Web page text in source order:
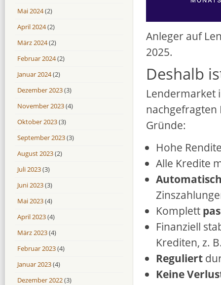
Anleger auf
2025.
Deshalb
Lendermarket
nachgefragten
Gründe:
Hohe
Alle Kredite
Komplett
Finanziell
Krediten, z.
Reguliert
Keine
Mai 2024(2)
April 2024(2)
März 2024(2)
Februar 2024(2)
Januar 2024(2)
Dezember 2023(3)
November 2023(4)
Oktober 2023(3)
September 2023(3)
August 2023(2)
Juli 2023(3)
Juni 2023(3)
Mai 2023(4)
April 2023(4)
März 2023(4)
Februar 2023(4)
Januar 2023(4)
Dezember 2022(3)